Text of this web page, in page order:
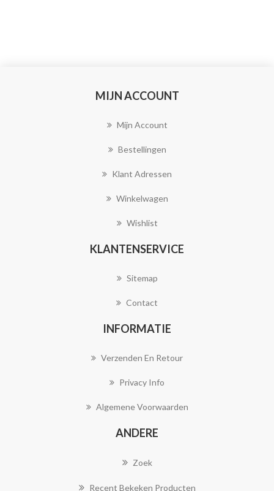
MIJN ACCOUNT
Mijn Account
Bestellingen
Klant Adressen
Winkelwagen
Wishlist
KLANTENSERVICE
Sitemap
Contact
INFORMATIE
Verzenden En Retour
Privacy Info
Algemene Voorwaarden
ANDERE
Zoek
Recent Bekeken Producten